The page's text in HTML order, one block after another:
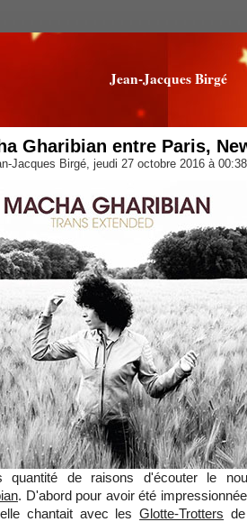
Jean-Jacques Birgé
Gharibian entre Paris,
Jacques Birgé, jeudi 27 octobre 2016 à
quantité de raisons d'écouter le
. D'abord pour avoir été
chantait avec lesGlotte-Trotters